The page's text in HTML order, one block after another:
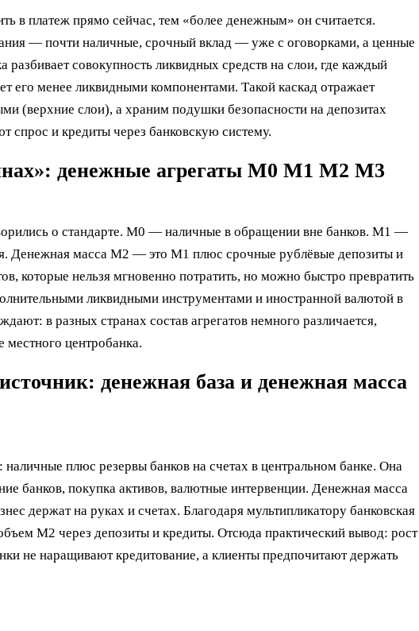
в платеж прямо сейчас, тем «более денежным» он считается.
— почти наличные, срочный вклад — уже с оговорками, а ценные
совокупность ликвидных средств на слои, где каждый
менее ликвидными компонентами. Такой каскад отражает
(верхние слои), а храним подушки безопасности на депозитах
спрос и кредиты через банковскую систему.
денежные агрегаты M0 M1 M2 M3
о стандарте. M0 — наличные в обращении вне банков. M1 —
Денежная масса M2 — это M1 плюс срочные рублёвые депозиты и
которые нельзя мгновенно потратить, но можно быстро превратить
ликвидными инструментами и иностранной валютой в
в разных странах состав агрегатов немного различается,
местного центробанка.
денежная база и денежная масса
плюс резервы банков на счетах в центральном банке. Она
банков, покупка активов, валютные интервенции. Денежная масса
держат на руках и счетах. Благодаря мультипликатору банковская
M2 через депозиты и кредиты. Отсюда практический вывод: рост
не наращивают кредитование, а клиенты предпочитают держать